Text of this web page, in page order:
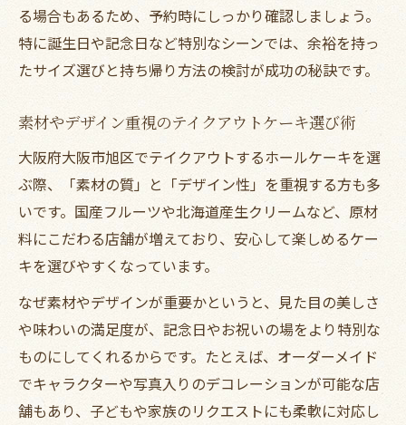
る場合もあるため、予約時にしっかり確認しましょう。
特に誕生日や記念日など特別なシーンでは、余裕を持っ
たサイズ選びと持ち帰り方法の検討が成功の秘訣です。
素材やデザイン重視のテイクアウトケーキ選び術
大阪府大阪市旭区でテイクアウトするホールケーキを選
ぶ際、「素材の質」と「デザイン性」を重視する方も多
いです。国産フルーツや北海道産生クリームなど、原材
料にこだわる店舗が増えており、安心して楽しめるケー
キを選びやすくなっています。
なぜ素材やデザインが重要かというと、見た目の美しさ
や味わいの満足度が、記念日やお祝いの場をより特別な
ものにしてくれるからです。たとえば、オーダーメイド
でキャラクターや写真入りのデコレーションが可能な店
舗もあり、子どもや家族のリクエストにも柔軟に対応し